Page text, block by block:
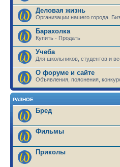
Деловая жизнь
Организации нашего города.
Барахолка
Купить - Продать
Учеба
Для школьников, студентов и
О форуме и сайте
Объявления, пояснения,
РАЗНОЕ
Бред
Фильмы
Приколы